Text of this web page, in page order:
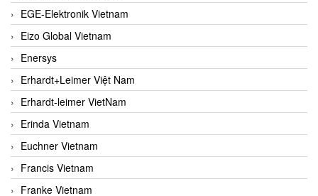
EGE-Elektronik Vietnam
Eizo Global Vietnam
Enersys
Erhardt+Leimer Việt Nam
Erhardt-leimer VietNam
Erinda Vietnam
Euchner Vietnam
Francis Vietnam
Franke Vietnam